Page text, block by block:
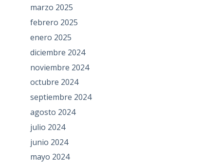
marzo 2025
febrero 2025
enero 2025
diciembre 2024
noviembre 2024
octubre 2024
septiembre 2024
agosto 2024
julio 2024
junio 2024
mayo 2024